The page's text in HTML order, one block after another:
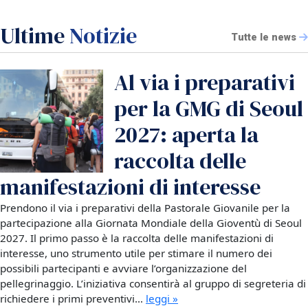
UltimeNotizie Tutte le news
Al via i preparativi
per la GMG di Seoul
2027: aperta la
raccolta delle
manifestazioni di interesse
Prendono il via i preparativi della Pastorale Giovanile per la
partecipazione alla Giornata Mondiale della Gioventù di Seoul
2027. Il primo passo è la raccolta delle manifestazioni di
interesse, uno strumento utile per stimare il numero dei
possibili partecipanti e avviare l’organizzazione del
pellegrinaggio. L’iniziativa consentirà al gruppo di segreteria di
richiedere i primi preventivi… leggi »